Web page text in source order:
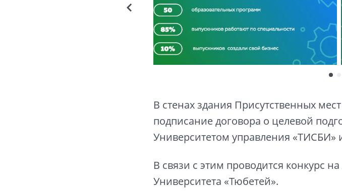
В стенах здания Присутственных
подписание договора о целевой
Университетом управления «ТИСБИ»
В связи с этим проводится конкурс
Университета «Тюбетей».